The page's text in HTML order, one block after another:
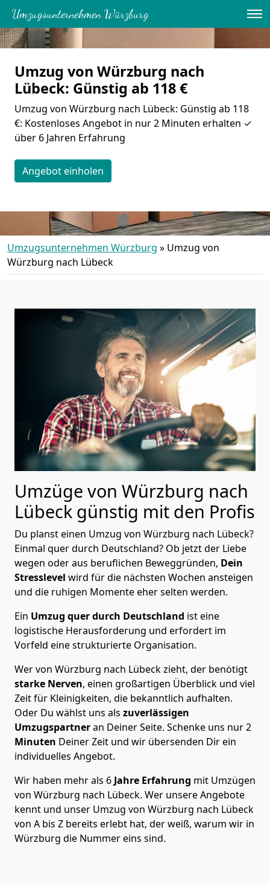
Umzugsunternehmen Würzburg
Umzug von Würzburg nach
Lübeck: Günstig ab 118 €
Umzug von Würzburg nach Lübeck: Günstig ab 118
€: Kostenloses Angebot in nur 2 Minuten erhalten ✓
über 6 Jahren Erfahrung
Angebot einholen
Umzugsunternehmen Würzburg » Umzug von
Würzburg nach Lübeck
Umzüge von Würzburg nach
Lübeck günstig mit den Profis
Du planst einen Umzug von Würzburg nach Lübeck?
Einmal quer durch Deutschland? Ob jetzt der Liebe
wegen oder aus beruflichen Beweggründen, Dein
Stresslevel wird für die nächsten Wochen ansteigen
und die ruhigen Momente eher selten werden.
Ein Umzug quer durch Deutschland ist eine
logistische Herausforderung und erfordert im
Vorfeld eine strukturierte Organisation.
Wer von Würzburg nach Lübeck zieht, der benötigt
starke Nerven, einen großartigen Überblick und viel
Zeit für Kleinigkeiten, die bekanntlich aufhalten.
Oder Du wählst uns als zuverlässigen
Umzugspartneran Deiner Seite. Schenke uns nur2
Minuten Deiner Zeit und wir übersenden Dir ein
individuelles Angebot.
Wir haben mehr als 6 Jahre Erfahrung mit Umzügen
von Würzburg nach Lübeck. Wer unsere Angebote
kennt und unser Umzug von Würzburg nach Lübeck
von A bis Z bereits erlebt hat, der weiß, warum wir in
Würzburg die Nummer eins sind.